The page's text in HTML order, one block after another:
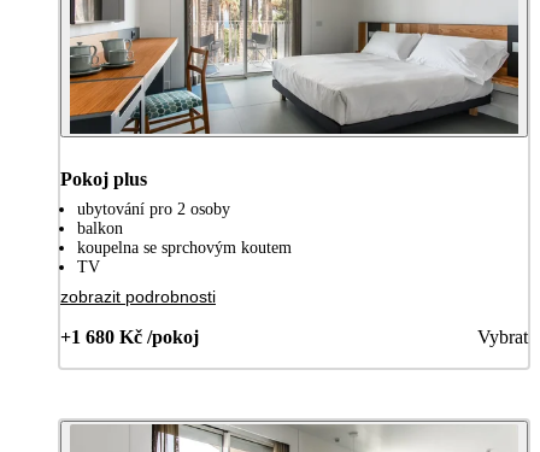
Pokoj plus
ubytování pro 2 osoby
balkon
koupelna se sprchovým koutem
TV
zobrazit podrobnosti
+1 680 Kč /pokoj Vybrat